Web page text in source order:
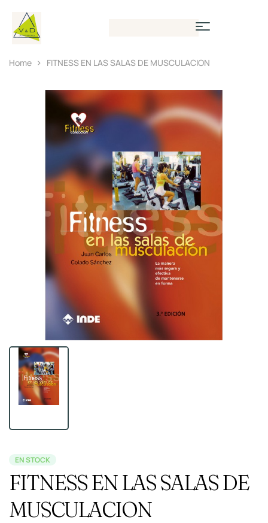
Home FITNESS EN LAS SALAS DE MUSCULACION
EN STOCK
FITNESS EN LAS SALAS DE
MUSCULACION